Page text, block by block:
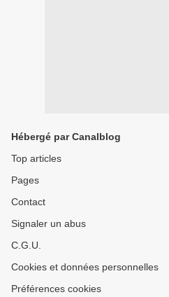
Hébergé par Canalblog
Top articles
Pages
Contact
Signaler un abus
C.G.U.
Cookies et données personnelles
Préférences cookies